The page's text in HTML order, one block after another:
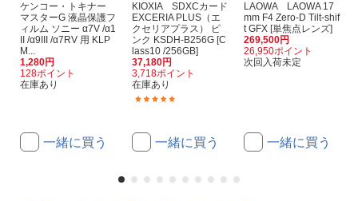
ケンコー・トキナー
マスターG 液晶保護フ
ィルム ソニー α7V /α1
II /α9III /α7RV 用 KLP
M...
1,280円
128ポイント
在庫あり
一緒に買う
KIOXIA SDXCカード
EXCERIA PLUS（エ
クセリアプラス） ピ
ンク KSDH-B256G [C
lass10 /256GB]
37,180円
3,718ポイント
在庫あり
一緒に買う
LAOWA LAOWA 17
mm F4 Zero-D Tilt-shif
t GFX [単焦点レンズ]
269,500円
26,950ポイント
次回入荷未定
一緒に買う